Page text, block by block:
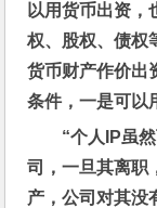
以用货币出资，
权、股权、债权
货币财产作价出
条件，一是可以
“个人IP虽
司，一旦其离职
产，公司对其没